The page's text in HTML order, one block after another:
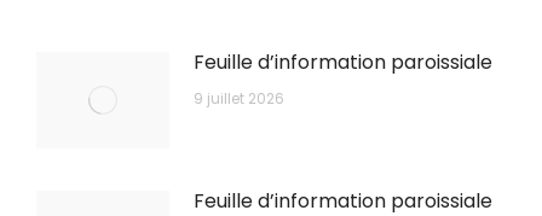
Feuille d’information paroissiale
9 juillet 2026
Feuille d’information paroissiale